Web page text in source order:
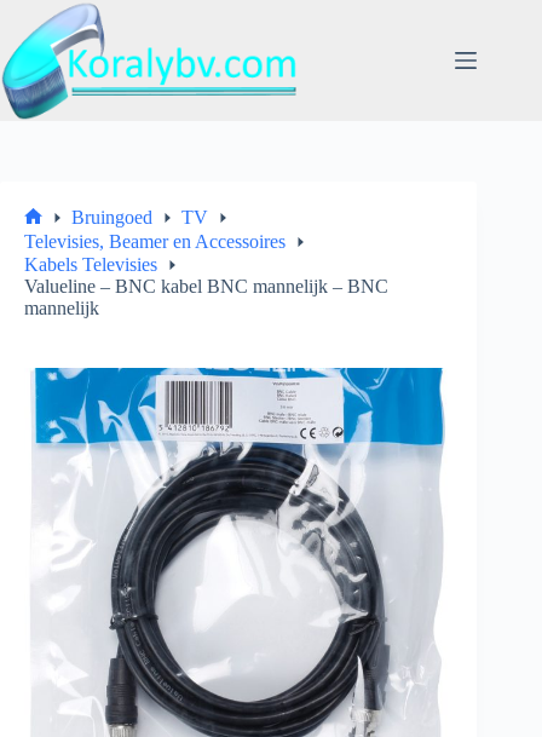
naar
de
inhoud
Home
Bruingoed
TV
Televisies, Beamer en Accessoires
Kabels Televisies
Valueline – BNC kabel BNC mannelijk – BNC
mannelijk